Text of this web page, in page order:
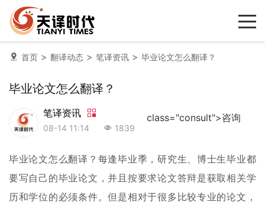
首页 > 翻译动态 > 笔译资讯 > 毕业论文怎么翻译？
毕业论文怎么翻译？
笔译资讯
08-14 11:14 1839
class="consult">咨询
毕业论文怎么翻译？每逢毕业季，研究生、博士生毕业都
要写自己的毕业论文，并且按要求论文答辩是获取相关学
历和学位的必须条件。但是相对于很多比较专业的论文，